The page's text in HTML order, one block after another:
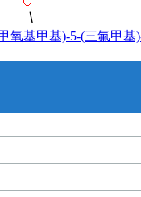
氧基甲基)-5-(三氟甲基